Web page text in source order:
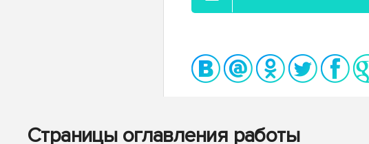
Страницы оглавления работы